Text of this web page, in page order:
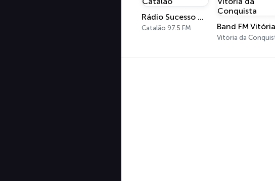
Rádio Sucesso Catalão
Catalão 97.5 FM